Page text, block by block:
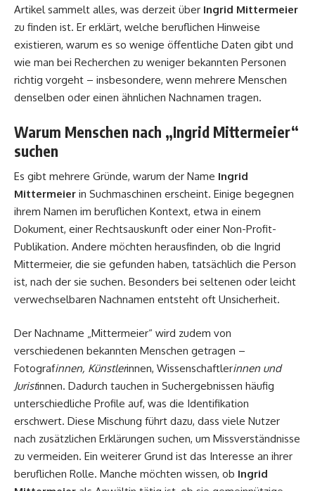
Artikel sammelt alles, was derzeit über Ingrid Mittermeier
zu finden ist. Er erklärt, welche beruflichen Hinweise
existieren, warum es so wenige öffentliche Daten gibt und
wie man bei Recherchen zu weniger bekannten Personen
richtig vorgeht – insbesondere, wenn mehrere Menschen
denselben oder einen ähnlichen Nachnamen tragen.
Warum Menschen nach „Ingrid Mittermeier“
suchen
Es gibt mehrere Gründe, warum der Name Ingrid
Mittermeier in Suchmaschinen erscheint. Einige begegnen
ihrem Namen im beruflichen Kontext, etwa in einem
Dokument, einer Rechtsauskunft oder einer Non-Profit-
Publikation. Andere möchten herausfinden, ob die Ingrid
Mittermeier, die sie gefunden haben, tatsächlich die Person
ist, nach der sie suchen. Besonders bei seltenen oder leicht
verwechselbaren Nachnamen entsteht oft Unsicherheit.
Der Nachname „Mittermeier“ wird zudem von
verschiedenen bekannten Menschen getragen –
Fotografinnen, Künstlerinnen, Wissenschaftlerinnen und
Juristinnen. Dadurch tauchen in Suchergebnissen häufig
unterschiedliche Profile auf, was die Identifikation
erschwert. Diese Mischung führt dazu, dass viele Nutzer
nach zusätzlichen Erklärungen suchen, um Missverständnisse
zu vermeiden. Ein weiterer Grund ist das Interesse an ihrer
beruflichen Rolle. Manche möchten wissen, ob Ingrid